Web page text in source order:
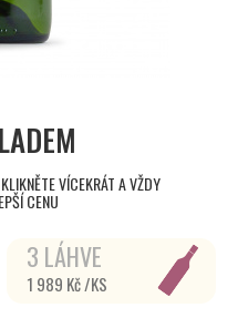
VÍCEKRÁT A VŽDY
CENU
3 LÁHVE
1 989 Kč /KS